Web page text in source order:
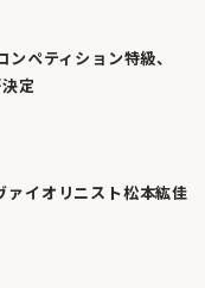
ペティション特級、
定
ァイオリニスト松本紘佳